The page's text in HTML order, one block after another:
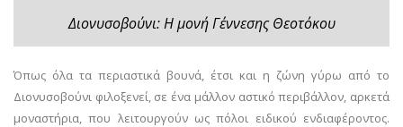
Διονυσοβούνι: Η μονή Γέννεσης Θεοτόκου
Όπως όλα τα περιαστικά βουνά, έτσι και η ζώνη γύρω από το
Διονυσοβούνι φιλοξενεί, σε ένα μάλλον αστικό περιβάλλον, αρκετά
μοναστήρια, που λειτουργούν ως πόλοι ειδικού ενδιαφέροντος.